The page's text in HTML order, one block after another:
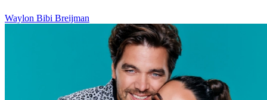
Waylon Bibi Breijman